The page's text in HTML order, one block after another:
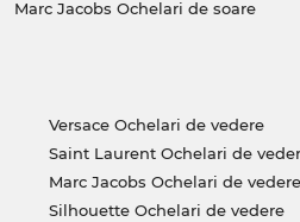
Marc Jacobs Ochelari de soare
Versace Ochelari de vedere
Saint Laurent Ochelari de
Marc Jacobs Ochelari de vedere
Silhouette Ochelari de vedere